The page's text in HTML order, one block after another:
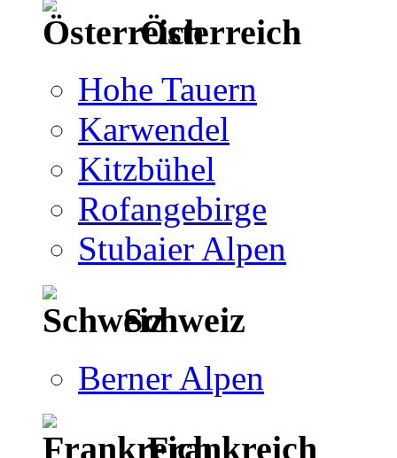
Österreich
Hohe Tauern
Karwendel
Kitzbühel
Rofangebirge
Stubaier Alpen
Schweiz
Berner Alpen
Frankreich